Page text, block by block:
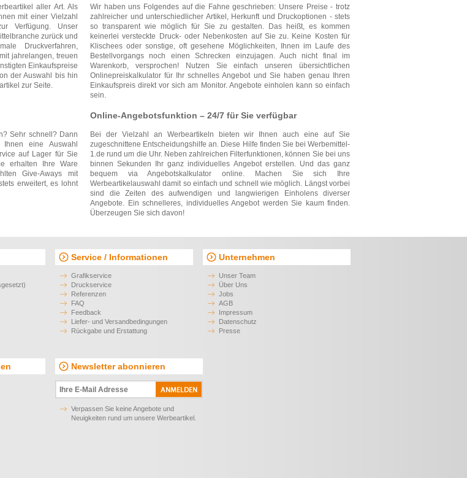
aller Art. Als
mit einer Vielzahl
Verfügung. Unser
zurück und
Druckverfahren,
jahrelangen, treuen
Einkaufspreise
der Auswahl bis hin
zur Seite.
Wir haben uns Folgendes auf die Fahne geschrieben: Unsere Preise - trotz
zahlreicher und unterschiedlicher Artikel, Herkunft und Druckoptionen - stets
so transparent wie möglich für Sie zu gestalten. Das heißt, es kommen
keinerlei versteckte Druck- oder Nebenkosten auf Sie zu. Keine Kosten für
Klischees oder sonstige, oft gesehene Möglichkeiten, Ihnen im Laufe des
Bestellvorgangs noch einen Schrecken einzujagen. Auch nicht final im
Warenkorb, versprochen! Nutzen Sie einfach unseren übersichtlichen
Onlinepreiskalkulator für Ihr schnelles Angebot und Sie haben genau Ihren
Einkaufspreis direkt vor sich am Monitor. Angebote einholen kann so einfach
sein.
Sehr schnell? Dann
eine Auswahl
auf Lager für Sie
erhalten Ihre Ware
Give-Aways mit
erweitert, es lohnt
Online-Angebotsfunktion – 24/7 für Sie verfügbar
Bei der Vielzahl an Werbeartikeln bieten wir Ihnen auch eine auf Sie
zugeschnittene Entscheidungshilfe an. Diese Hilfe finden Sie bei Werbemittel-
1.de rund um die Uhr. Neben zahlreichen Filterfunktionen, können Sie bei uns
binnen Sekunden Ihr ganz individuelles Angebot erstellen. Und das ganz
bequem via Angebotskalkulator online. Machen Sie sich Ihre
Werbeartikelauswahl damit so einfach und schnell wie möglich. Längst vorbei
sind die Zeiten des aufwendigen und langwierigen Einholens diverser
Angebote. Ein schnelleres, individuelles Angebot werden Sie kaum finden.
Überzeugen Sie sich davon!
Service / Informationen
Grafikservice
Druckservice
Referenzen
FAQ
Feedback
Liefer- und Versandbedingungen
Rückgabe und Erstattung
Unternehmen
Unser Team
Über Uns
Jobs
AGB
Impressum
Datenschutz
Presse
Newsletter abonnieren
Verpassen Sie keine Angebote und
Neuigkeiten rund um unsere Werbeartikel.